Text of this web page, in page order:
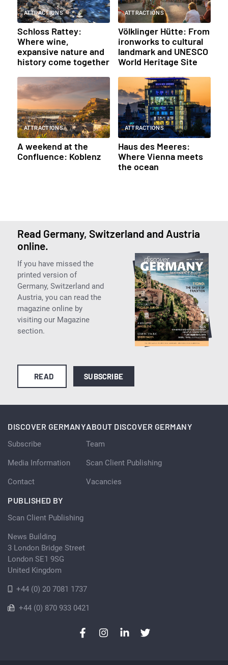
ATTRACTIONS
Schloss Rattey:
Where wine,
expansive nature and
history come together
ATTRACTIONS
Völklinger Hütte: From
ironworks to cultural
landmark and UNESCO
World Heritage Site
ATTRACTIONS
A weekend at the
Confluence: Koblenz
ATTRACTIONS
Haus des Meeres:
Where Vienna meets
the ocean
Read Germany, Switzerland and Austria
online.
If you have missed the
printed version of
Germany, Switzerland and
Austria, you can read the
magazine online by
visiting our Magazine
section.
READ SUBSCRIBE
DISCOVER GERMANY
Subscribe
Media Information
Contact
ABOUT DISCOVER GERMANY
Team
Scan Client Publishing
Vacancies
PUBLISHED BY
Scan Client Publishing
News Building
3 London Bridge Street
London SE1 9SG
United Kingdom
+44 (0) 20 7081 1737
+44 (0) 870 933 0421